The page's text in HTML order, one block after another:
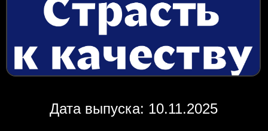
Дата выпуска: 10.11.2025